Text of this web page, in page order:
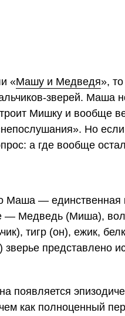
«Машу и Медведя»,
зверей. Маша
Мишку и вообще
Но
а где вообще
Маша — единственная
— Медведь (Миша),
тигр (он), ежик,
представлено
появляется
как полноценный